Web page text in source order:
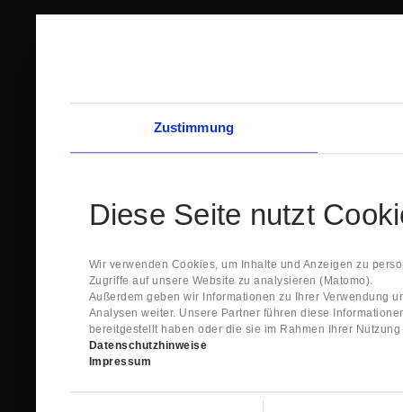
Zustimmung
Diese Seite nutzt
Wir verwenden Cookies, um Inhalte und Anzeigen zu
Zugriffe auf unsere Website zu analysieren (Matomo).
Außerdem geben wir Informationen zu Ihrer Verwendung
Analysen weiter. Unsere Partner führen diese
bereitgestellt haben oder die sie im Rahmen Ihrer
Datenschutzhinweise
Impressum